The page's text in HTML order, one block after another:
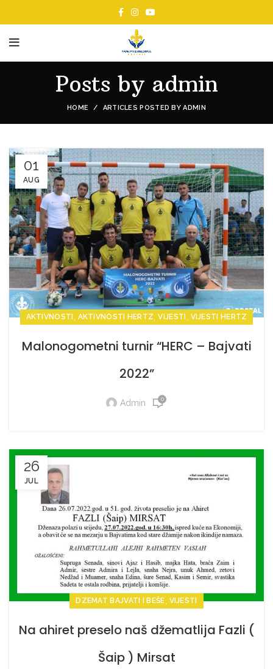
Posts by admin
HOME ARTICLES POSTED BY ADMIN
01
AUG
AKTIVNOSTI , AKTIVNOSTI HERTZ,VIJESTI , VIJESTI HERTZ
Malonogometni turnir “HERC – Bajvati
2022”
Admin 0
26
JUL
DZEMAT BAJVATI I BEŠE, VIJESTI
Na ahiret preselo naš džematlija Fazli (
Šaip ) Mirsat